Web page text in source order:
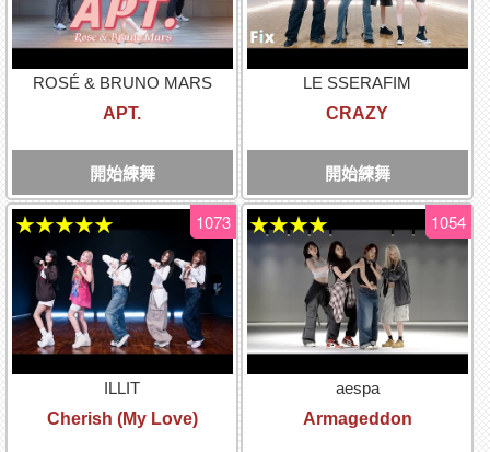
ROSÉ & BRUNO MARS
APT.
開始練舞
LE SSERAFIM
CRAZY
開始練舞
ILLIT
Cherish (My Love)
1073
★★★★★
aespa
Armageddon
1054
★★★★